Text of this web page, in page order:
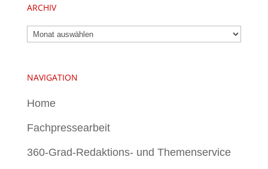
ARCHIV
Archiv
NAVIGATION
Home
Fachpressearbeit
360-Grad-Redaktions- und Themenservice